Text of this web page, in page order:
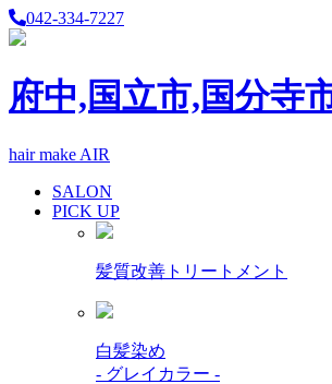
042-334-7227
府中,国立市,国分寺
hair make AIR
SALON
PICK UP
髪質改善トリートメント
白髪染め
- グレイカラー -